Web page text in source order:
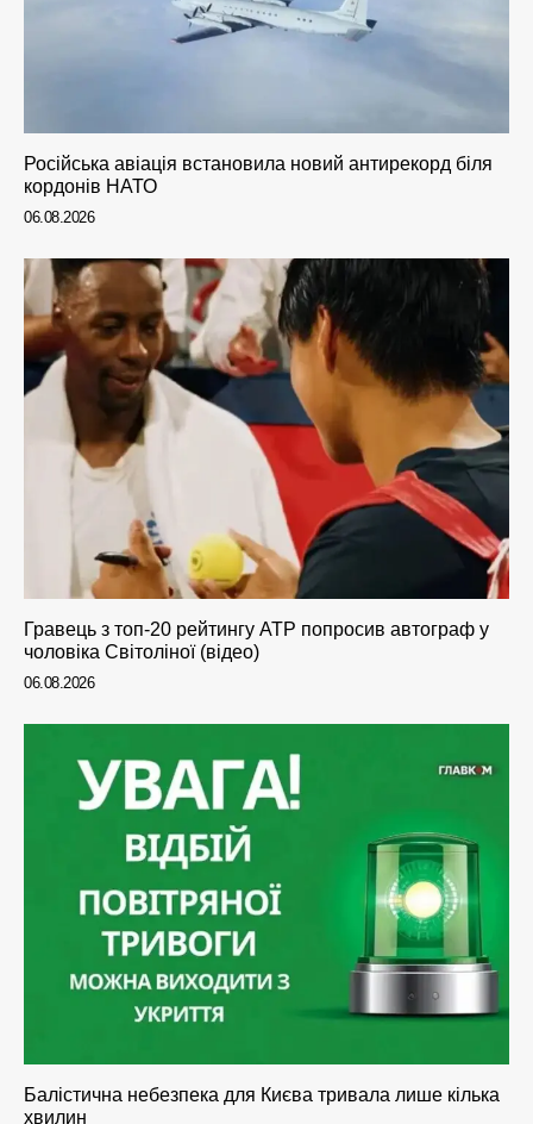
Російська авіація встановила новий антирекорд біля
кордонів НАТО
06.08.2026
Гравець з топ-20 рейтингу ATP попросив автограф у
чоловіка Світоліної (відео)
06.08.2026
Балістична небезпека для Києва тривала лише кілька
хвилин